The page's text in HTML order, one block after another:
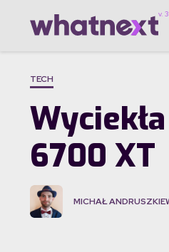
TECH
6700 XT
MICHAŁ